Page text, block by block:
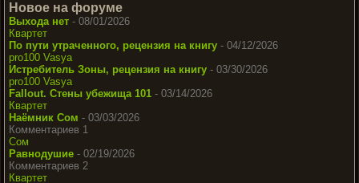
Новое на форуме
Выхода нет - 08/01/2026
Квартет
По пути утраченного, рецензия на книгу - 04/12/2026
pro100 Vasya
Истребитель Зоны, рецензия на книгу - 03/30/2026
pro100 Vasya
Fallout. Стены убежища 101 - 03/14/2026
Квартет
Наёмник Сом - 03/03/2026
Комментариев 1
Сом
Равнодушие - 02/19/2026
Комментариев 2
Квартет